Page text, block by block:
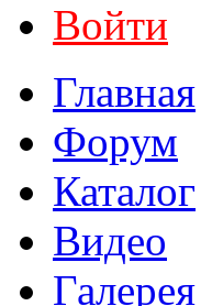
Войти
Главная
Форум
Каталог
Видео
Галерея